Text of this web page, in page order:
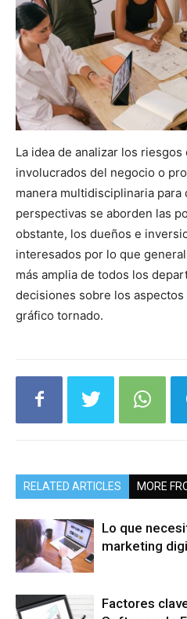
La idea de analizar los
involucrados del negocio o
manera multidisciplinaria
perspectivas se aborden las
obstante, los dueños e
interesados por lo que
más amplia de todos los
decisiones sobre los
gráfico tornado.
RELATED ARTICLES MORE
Lo que
marketing
Factores